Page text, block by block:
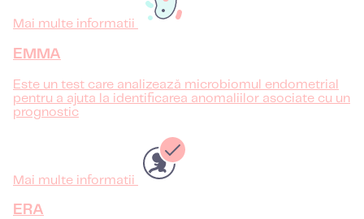
Mai multe informatii
EMMA
Este un test care analizează microbiomul endometrial
pentru a ajuta la identificarea anomaliilor asociate cu un
prognostic
Mai multe informatii
ERA